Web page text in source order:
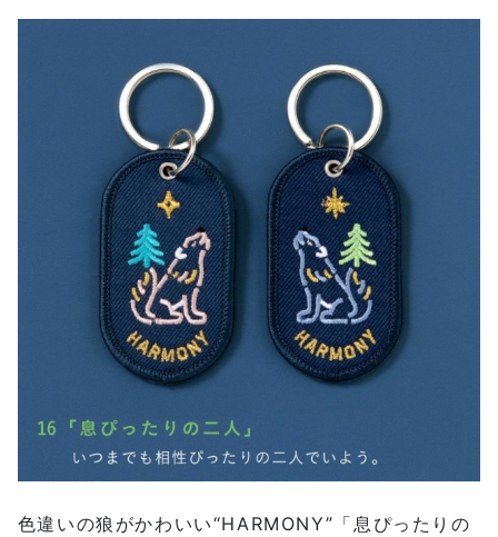
色違いの狼がかわいい“HARMONY”「息ぴったりの